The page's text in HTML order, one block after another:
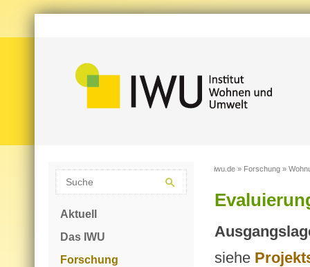
Aktuell
Das IWU
Forschung
iwu.de » Forschung »
siehe